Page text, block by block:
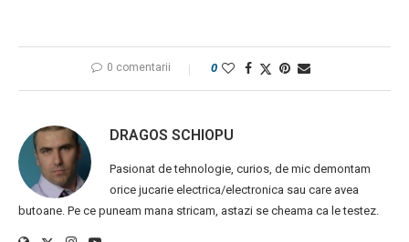
0 comentarii 0
DRAGOS SCHIOPU
Pasionat de tehnologie, curios, de mic demontam
orice jucarie electrica/electronica sau care avea
butoane. Pe ce puneam mana stricam, astazi se cheama ca le testez.